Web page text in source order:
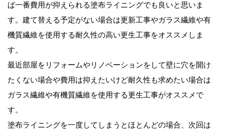
ば一番費用が抑えられる塗布ライニングでも良いと思いま
す。建て替える予定がない場合は更新工事やガラス繊維や有
機質繊維を使用する耐久性の高い更生工事をオススメしま
す。
最近部屋をリフォームやリノベーションをして壁に穴を開け
たくない場合や費用は抑えたいけど耐久性も求めたい場合は
ガラス繊維や有機質繊維を使用する更生工事がオススメで
す。
塗布ライニングを一度してしまうとほとんどの場合、次回は